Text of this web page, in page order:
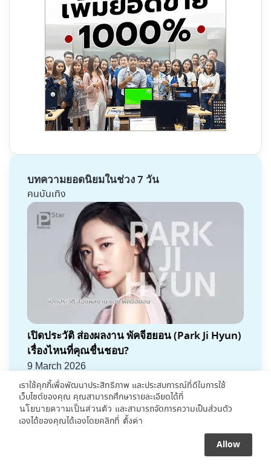
บทความยอดนิยมในช่วง 7 วัน
คนบันเทิง
เปิดประวัติ ส่องผลงาน พัคจีฮยอน (Park Ji Hyun)
เรื่องไหนที่คุณชื่นชอบ?
9 March 2026
เราใช้คุกกี้เพื่อพัฒนาประสิทธิภาพ และประสบการณ์ที่ดีในการใช้
เว็บไซต์ของคุณ คุณสามารถศึกษารายละเอียดได้ที่
นโยบายความเป็นส่วนตัว และสามารถจัดการความเป็นส่วนตัว
เองได้ของคุณได้เองโดยคลิกที่ ตั้งค่า
Allow